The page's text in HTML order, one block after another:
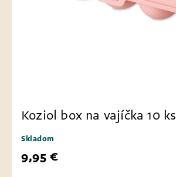
Koziol box na vajíčka 10 ks
Skladom
9,95 €